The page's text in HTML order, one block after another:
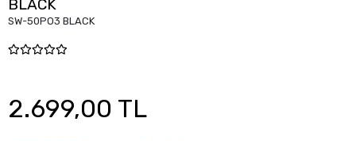
BLACK
SW-50PO3 BLACK
2.699,00 TL